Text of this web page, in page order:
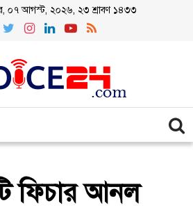
০৭ আগস্ট, ২০২৬, ২৩ শ্রাবণ ১৪৩৩
ফিচার আনল